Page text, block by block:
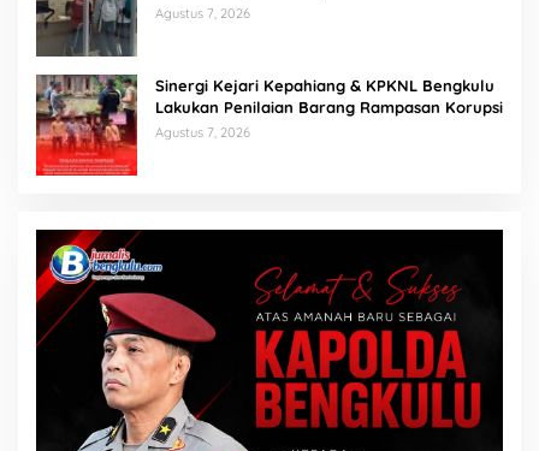
Agustus 7, 2026
Sinergi Kejari Kepahiang & KPKNL Bengkulu
Lakukan Penilaian Barang Rampasan Korupsi
Agustus 7, 2026